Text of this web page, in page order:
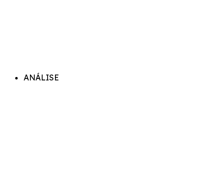
ANÁLISE